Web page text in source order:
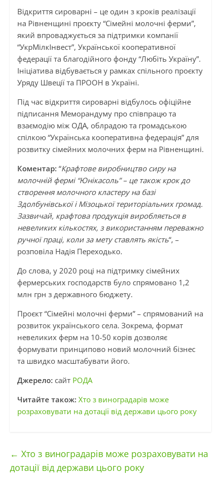
Відкриття сироварні – це один з кроків реалізації
на Рівненщині проєкту “Сімейні молочні ферми”,
який впроваджується за підтримки компанії
“УкрМілкІнвест”, Української кооперативної
федерації та благодійного фонду “Любіть Україну”.
Ініціатива відбувається у рамках спільного проєкту
Уряду Швеції та ПРООН в Україні.
Під час відкриття сироварні відбулось офіційне
підписання Меморандуму про співпрацю та
взаємодію між ОДА, облрадою та громадською
спілкою “Українська кооперативна федерація” для
розвитку сімейних молочних ферм на Рівненщині.
Коментар: “Крафтове виробництво сиру на
молочній фермі “Юнікасоль” – це також крок до
створення молочного кластеру на базі
Здолбунівської і Мізоцької територіальних громад.
Зазвичай, крафтова продукція виробляється в
невеликих кількостях, з використанням переважно
ручної праці, коли за мету ставлять якість“, –
розповіла Надія Переходько.
До слова, у 2020 році на підтримку сімейних
фермерських господарств було спрямовано 1,2
млн грн з державного бюджету.
Проєкт “Сімейні молочні ферми” – спрямований на
розвиток українського села. Зокрема, формат
невеликих ферм на 10-50 корів дозволяє
формувати принципово новий молочний бізнес
та швидко масштабувати його.
Джерело: сайт РОДА
Читайте також: Хто з виноградарів може
розраховувати на дотації від держави цього року
← Хто з виноградарів може розраховувати на
дотації від держави цього року